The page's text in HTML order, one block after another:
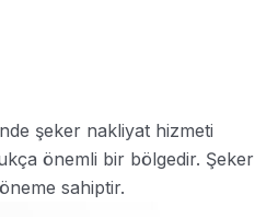
şeker nakliyat hizmeti
önemli bir bölgedir. Şeker
sahiptir.